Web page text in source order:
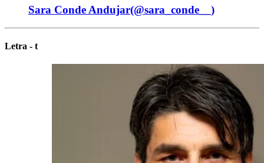
Sara Conde Andujar(@sara_conde__)
Letra - t